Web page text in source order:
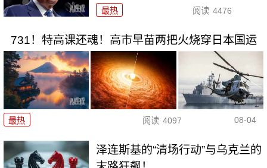
最热 阅读 4476
731！特高课还魂！高市早苗两把火烧穿日本国运
最热 阅读 4097 08-04
泽连斯基的“清场行动”与乌克兰的